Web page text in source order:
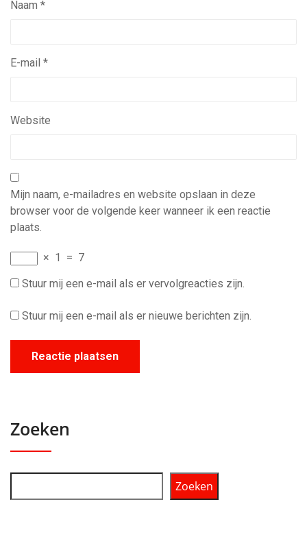
Naam *
E-mail *
Website
Mijn naam, e-mailadres en website opslaan in deze
browser voor de volgende keer wanneer ik een reactie
plaats.
× 1 = 7
Stuur mij een e-mail als er vervolgreacties zijn.
Stuur mij een e-mail als er nieuwe berichten zijn.
Zoeken
Zoeken